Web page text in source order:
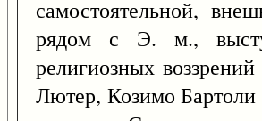
самостоятельной,
рядом с Э. м.,
религиозных
Лютер, Козимо Бартоли